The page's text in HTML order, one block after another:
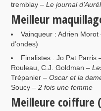
tremblay –Le journal
Meilleur
Vainqueur : Adrien Morot
d’ondes)
Finalistes : Jo Pat Parris
Rouleau, C.J. Goldman –
Trépanier –Oscar et la
Soucy –2 fois une femme
Meilleure coiffure